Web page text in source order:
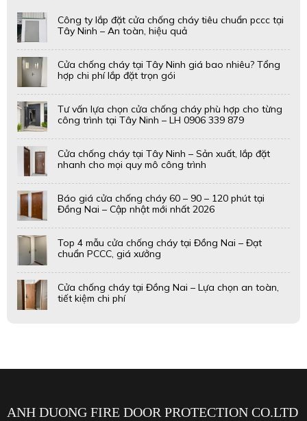
Công ty lắp đặt cửa chống cháy tiêu chuẩn pccc tại
Tây Ninh – An toàn, hiệu quả
Cửa chống cháy tại Tây Ninh giá bao nhiêu? Tổng
hợp chi phí lắp đặt trọn gói
Tư vấn lựa chọn cửa chống cháy phù hợp cho từng
công trình tại Tây Ninh – LH 0906 339 879
Cửa chống cháy tại Tây Ninh – Sản xuất, lắp đặt
nhanh cho mọi quy mô công trình
Báo giá cửa chống cháy 60 – 90 – 120 phút tại
Đồng Nai – Cập nhật mới nhất 2026
Top 4 mẫu cửa chống cháy tại Đồng Nai – Đạt
chuẩn PCCC, giá xưởng
Cửa chống cháy tại Đồng Nai – Lựa chọn an toàn,
tiết kiệm chi phí
ANH DUONG FIRE DOOR PROTECTION CO.LTD